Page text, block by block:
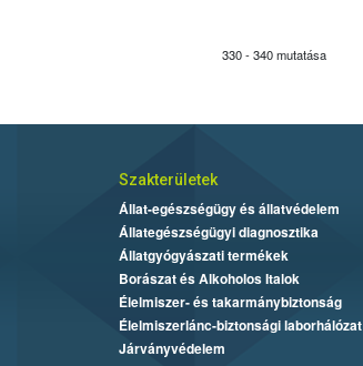
330 - 340 mutatása
Szakterületek
Állat-egészségügy és állatvédelem
Állategészségügyi diagnosztika
Állatgyógyászati termékek
Borászat és Alkoholos Italok
Élelmiszer- és takarmánybiztonság
Élelmiszerlánc-biztonsági laborhálózat
Járványvédelem